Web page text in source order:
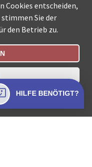
der Schweiz
Cookies entscheiden,
Sie der
den Betrieb zu.
HILFE BENÖTIGT?